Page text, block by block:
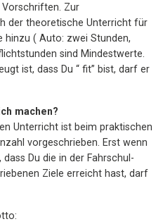
Vorschriften. Zur
der theoretische Unterricht für
hinzu ( Auto: zwei Stunden,
sind Mindestwerte.
ist, dass Du “ fit” bist, darf er
machen?
Unterricht ist beim praktischen
vorgeschrieben. Erst wenn
Du die in der Fahrschul-
Ziele erreicht hast, darf